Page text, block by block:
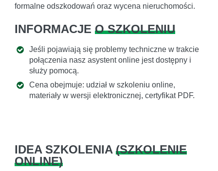
formalne odszkodowań oraz wycena nieruchomości.
INFORMACJE O SZKOLENIU
Jeśli pojawiają się problemy techniczne w trakcie
połączenia nasz asystent online jest dostępny i
służy pomocą.
Cena obejmuje: udział w szkoleniu online,
materiały w wersji elektronicznej, certyfikat PDF.
IDEA SZKOLENIA (SZKOLENIE
ONLINE)